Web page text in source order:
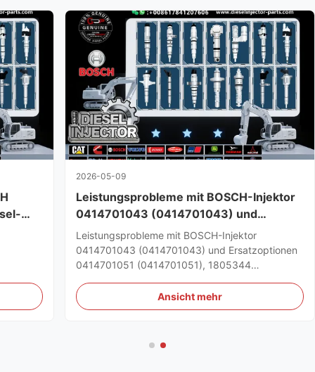
2026-05-09
Leistungsprobleme mit BOSCH-Injektor
0414701043 (0414701043) und
Ersatzoptionen 0414701051
(0414701051), 1805344 (1805344)
Leistungsprobleme mit BOSCH-Injektor
0414701043 (0414701043) und Ersatzoptionen
0414701051 (0414701051), 1805344
melden zunehmend Bedenken hinsichtlich der
Zuverlässigkeit des BOSCH-
Ansicht mehr